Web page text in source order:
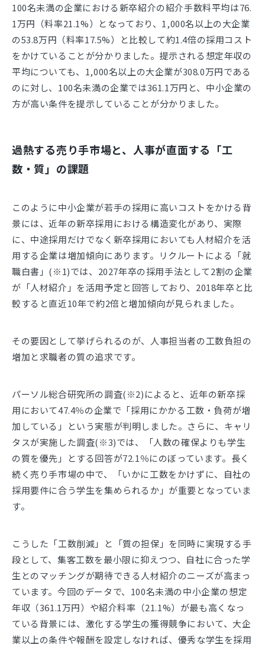
100名未満の企業における新卒紹介の紹介手数料平均は76.
1万円（料率21.1%）となっており、1,000名以上の大企業
の53.8万円（料率17.5%）と比較して約1.4倍の採用コスト
をかけていることが分かりました。提示される想定年収の
平均についても、1,000名以上の大企業が308.0万円である
のに対し、100名未満の企業では361.1万円と、中小企業の
方が高い条件を提示していることが分かりました。
過熱する売り手市場と、人事が直面する「工
数・質」の課題
このように中小企業が若手の採用に高いコストをかける背
景には、近年の新卒採用における構造変化があり、実際
に、中途採用だけでなく新卒採用においても人材紹介を活
用する企業は増加傾向にあります。リクルートによる「就
職白書」(※1)では、2027年卒の採用手法として2割の企業
が「人材紹介」を活用予定と回答しており、2018年卒と比
較すると直近10年で約2倍と増加傾向が見られました。
その要因として挙げられるのが、人事担当者の工数負担の
増加と求職者の質の追求です。
パーソル総合研究所の調査(※2)によると、近年の新卒採
用において47.4％の企業で「採用にかかる工数・負荷が増
加している」という実態が判明しました。さらに、キャリ
タスが実施した調査(※3)では、「人数の確保よりも学生
の質を優先」とする回答が72.1％にのぼっています。長く
続く売り手市場の中で、「いかに工数をかけずに、自社の
採用要件に合う学生を集められるか」が重要となっていま
す。
こうした「工数削減」と「質の担保」を同時に実現する手
段として、集客工数を最小限に抑えつつ、自社に合った学
生とのマッチングが期待できる人材紹介のニーズが高まっ
ています。今回のデータで、100名未満の中小企業の想定
年収（361.1万円）や紹介料率（21.1%）が最も高くなっ
ている背景には、激化する学生の獲得競争において、大企
業以上の条件や報酬を設定しなければ、優秀な学生を採用